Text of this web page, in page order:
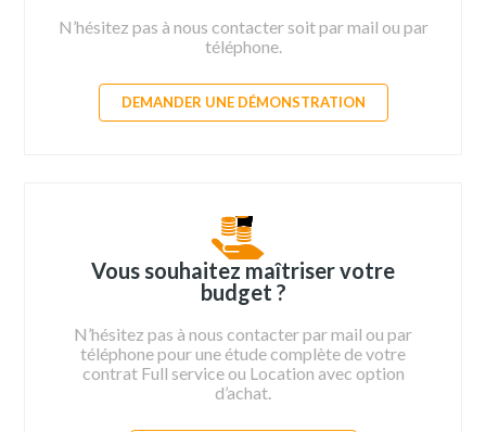
N’hésitez pas à nous contacter soit par mail ou par
téléphone.
DEMANDER UNE DÉMONSTRATION
Vous souhaitez maîtriser votre
budget ?
N’hésitez pas à nous contacter par mail ou par
téléphone pour une étude complète de votre
contrat Full service ou Location avec option
d’achat.